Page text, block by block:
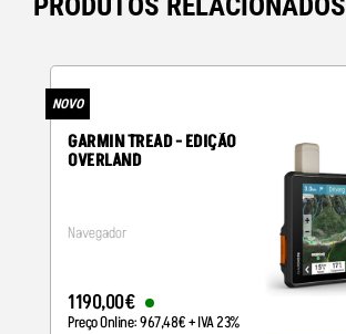
NOVO
GARMIN TREAD - EDIÇÃO
OVERLAND
Navegador
1190,00€
Preço Online:967,48€+ IVA 23%